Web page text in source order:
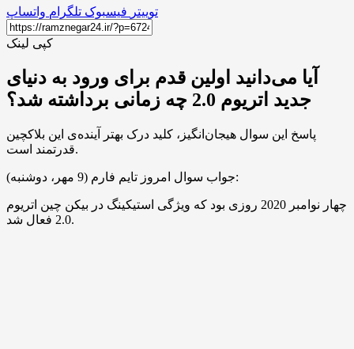
توییتر فیسبوک تلگرام واتساپ
کپی لینک
آیا می‌دانید اولین قدم برای ورود به دنیای
جدید اتریوم 2.0 چه زمانی برداشته شد؟
پاسخ این سوال هیجان‌انگیز، کلید درک بهتر آینده‌ی این بلاکچین
قدرتمند است.
جواب سوال امروز تایم فارم (9 مهر، دوشنبه):
چهار نوامبر 2020 روزی بود که ویژگی استیکینگ در بیکن چین اتریوم
2.0 فعال شد.